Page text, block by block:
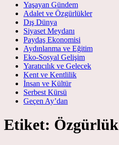
Yaşayan Gündem
Adalet ve Özgürlükler
Dış Dünya
Siyaset Meydanı
Paydaş Ekonomisi
Aydınlanma ve Eğitim
Eko-Sosyal Gelişim
Yaratıcılık ve Gelecek
Kent ve Kentlilik
İnsan ve Kültür
Serbest Kürsü
Geçen Ay’dan
Etiket: Özgürlük